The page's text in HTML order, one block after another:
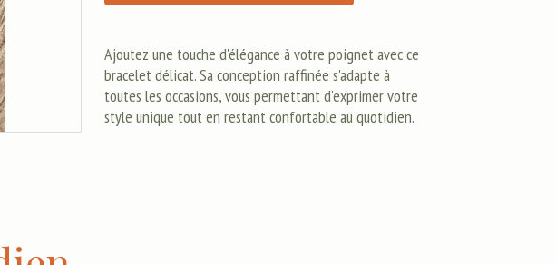
Ajoutez une touche d'élégance à votre poignet avec ce
bracelet délicat. Sa conception raffinée s'adapte à
toutes les occasions, vous permettant d'exprimer votre
style unique tout en restant confortable au quotidien.